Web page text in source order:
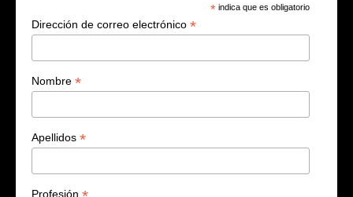
* indica que es obligatorio
Dirección de correo electrónico *
Nombre *
Apellidos *
Profesión